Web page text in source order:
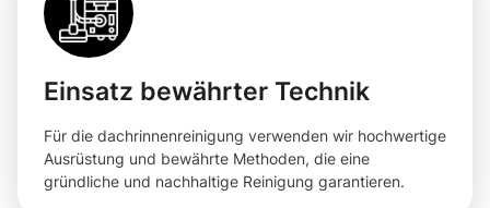
Einsatz bewährter Technik
Für die dachrinnenreinigung verwenden wir hochwertige
Ausrüstung und bewährte Methoden, die eine
gründliche und nachhaltige Reinigung garantieren.